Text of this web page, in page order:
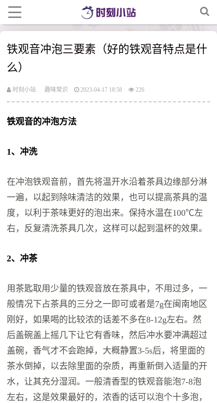
铁观音冲泡三要素（好的铁观音特点是什
么）
时刻小站 趣味常识 2023-04-17 18:58 226
铁观音的冲泡方法
1、冲洗
在冲泡铁观音前，首先将温开水沿着茶具边缘部分淋
一遍，以起到除味清洁的效果，也可以提高茶具的温
度，以利于茶味更好的泡出来。保持水温在100℃左
右，反复清洗茶具几次，这样可以起到温杯的效果。
2、冲茶
用茶匙取用少量的铁观音放在茶具中，不用过多，一
般情况下占茶具的三分之一即可或者是7g在闽南地区
刚好，如果喝的比较浓的话差不多在8-12g左右。然
后盖碗盖上摇几下让它有香味，然后冲水要冲满超过
盖碗，香气才不会跑掉，大概静置3-5s后，将里面的
茶水倒掉，以去除里面的杂质，再重新倒入适量的开
水，让其充分湿润。一般清香型的铁观音能泡7-8泡
左右，这是效果最好的，浓香的话可以泡个十多泡，